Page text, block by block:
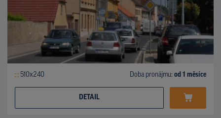
510x240 Doba pronájmu: od 1 měsíce
DETAIL